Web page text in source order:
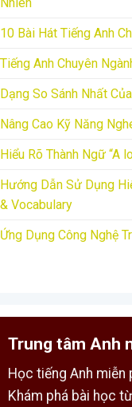
10 Bài Hát Tiếng Anh
Tiếng Anh Chuyên
Dạng So Sánh Nhất
Nâng Cao Kỹ Năng
Hiểu Rõ Thành Ngữ “A
Hướng Dẫn Sử Dụng
& Vocabulary
Ứng Dụng Công Nghệ
Trung tâm Anh
Học tiếng Anh miễn
Khám phá bài học